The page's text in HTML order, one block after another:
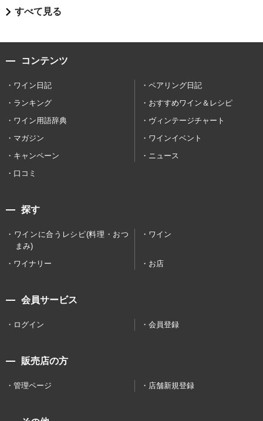
すべて見る
コンテンツ
ワイン日記
ペアリング日記
ランキング
おすすめワイン＆レシピ
ワイン用語辞典
ヴィンテージチャート
マガジン
ワインイベント
キャンペーン
ニュース
口コミ
探す
ワインに合うレシピ(料理・おつ
まみ)
ワイン
ワイナリー お店
会員サービス
ログイン 会員登録
販売店の方
管理ページ 店舗新規登録